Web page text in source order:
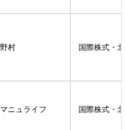
野村 国際株式・
マニュライフ 国際株式・